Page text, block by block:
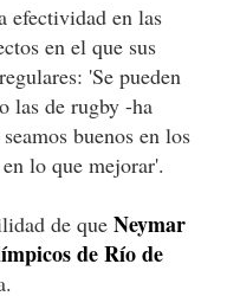
efectividad en las
en el que sus
'Se pueden
las de rugby -ha
buenos en los
lo que mejorar'.
de que Neymar
de Río de